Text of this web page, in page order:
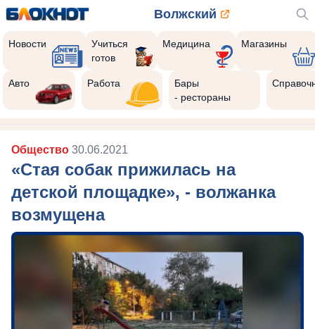
Волжский
Новости
Учиться
готов
Медицина Магазины
Авто Работа
Бары
- рестораны
Общество 30.06.2021
«Стая собак прижилась на
детской площадке», - волжанка
возмущена